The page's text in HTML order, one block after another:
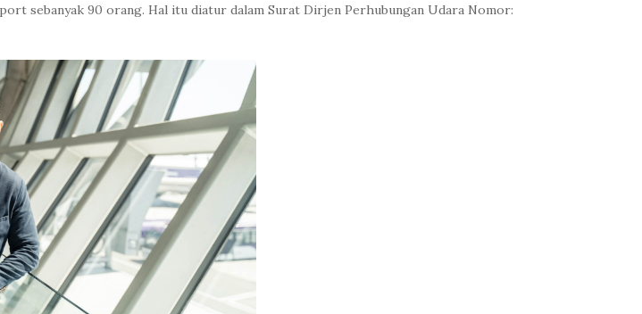
sebanyak 90 orang. Hal itu diatur dalam Surat Dirjen Perhubungan Udara Nomor: